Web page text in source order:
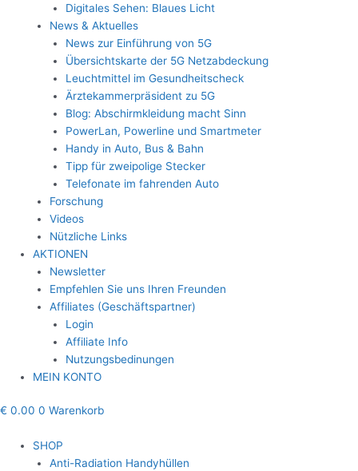
Digitales Sehen: Blaues Licht
News & Aktuelles
News zur Einführung von 5G
Übersichtskarte der 5G Netzabdeckung
Leuchtmittel im Gesundheitscheck
Ärztekammerpräsident zu 5G
Blog: Abschirmkleidung macht Sinn
PowerLan, Powerline und Smartmeter
Handy in Auto, Bus & Bahn
Tipp für zweipolige Stecker
Telefonate im fahrenden Auto
Forschung
Videos
Nützliche Links
AKTIONEN
Newsletter
Empfehlen Sie uns Ihren Freunden
Affiliates (Geschäftspartner)
Login
Affiliate Info
Nutzungsbedinungen
MEIN KONTO
€ 0.00 0 Warenkorb
SHOP
Anti-Radiation Handyhüllen